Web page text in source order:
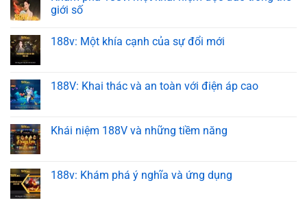
giới số
188v: Một khía cạnh của sự đổi mới
188V: Khai thác và an toàn với điện áp cao
Khái niệm 188V và những tiềm năng
188v: Khám phá ý nghĩa và ứng dụng